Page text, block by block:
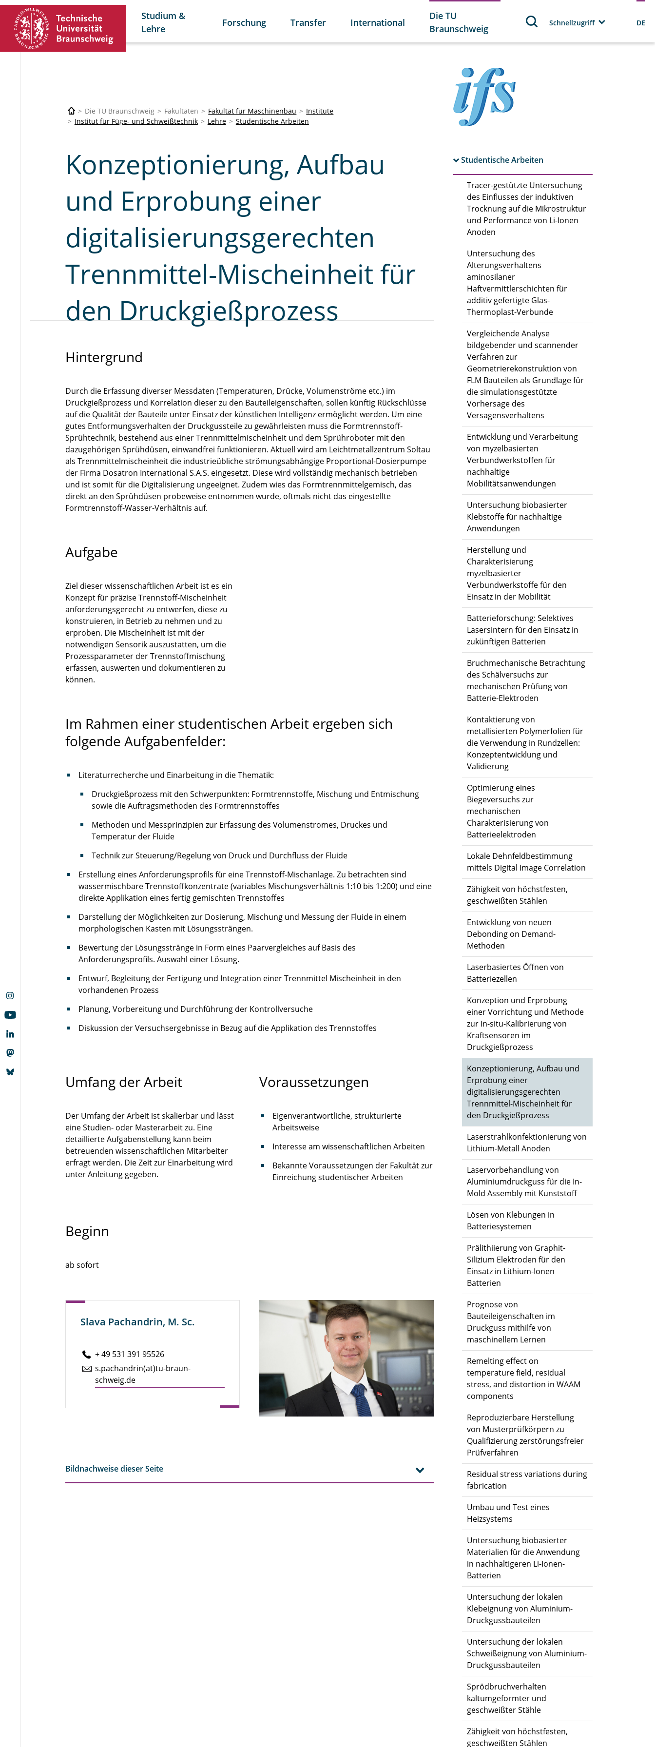
Studium &
Lehre
Forschung Transfer International
Die TU
Braunschweig
Schnellzugriff DE
Die TU Braunschweig Fakultäten Fakultät für Maschinenbau
Institute
Institut für Füge- und Schweißtechnik
Lehre Studentische Arbeiten
Studentische Arbeiten
Tracer-gestützte Untersuchung
des Einflusses der induktiven
Trocknung auf die Mikrostruktur
und Performance von Li-Ionen
Anoden
Untersuchung des
Alterungsverhaltens
aminosilaner
Haftvermittlerschichten für
additiv gefertigte Glas-
Thermoplast-Verbunde
Vergleichende Analyse
bildgebender und scannender
Verfahren zur
Geometrierekonstruktion von
FLM Bauteilen als Grundlage für
die simulationsgestützte
Vorhersage des
Versagensverhaltens
Entwicklung und Verarbeitung
von myzelbasierten
Verbundwerkstoffen für
nachhaltige
Mobilitätsanwendungen
Untersuchung biobasierter
Klebstoffe für nachhaltige
Anwendungen
Herstellung und
Charakterisierung
myzelbasierter
Verbundwerkstoffe für den
Einsatz in der Mobilität
Batterieforschung: Selektives
Lasersintern für den Einsatz in
zukünftigen Batterien
Bruchmechanische Betrachtung
des Schälversuchs zur
mechanischen Prüfung von
Batterie-Elektroden
Kontaktierung von
metallisierten Polymerfolien für
die Verwendung in Rundzellen:
Konzeptentwicklung und
Validierung
Optimierung eines
Biegeversuchs zur
mechanischen
Charakterisierung von
Batterieelektroden
Lokale Dehnfeldbestimmung
mittels Digital Image Correlation
Zähigkeit von höchstfesten,
geschweißten Stählen
Entwicklung von neuen
Debonding on Demand-
Methoden
Laserbasiertes Öffnen von
Batteriezellen
Konzeption und Erprobung
einer Vorrichtung und Methode
zur In-situ-Kalibrierung von
Kraftsensoren im
Druckgießprozess
Konzeptionierung, Aufbau und
Erprobung einer
digitalisierungsgerechten
Trennmittel-Mischeinheit für
den Druckgießprozess
Laserstrahlkonfektionierung von
Lithium-Metall Anoden
Laservorbehandlung von
Aluminiumdruckguss für die In-
Mold Assembly mit Kunststoff
Lösen von Klebungen in
Batteriesystemen
Prälithiierung von Graphit-
Silizium Elektroden für den
Einsatz in Lithium-Ionen
Batterien
Prognose von
Bauteileigenschaften im
Druckguss mithilfe von
maschinellem Lernen
Remelting effect on
temperature field, residual
stress, and distortion in WAAM
components
Reproduzierbare Herstellung
von Musterprüfkörpern zu
Qualifizierung zerstörungsfreier
Prüfverfahren
Residual stress variations during
fabrication
Umbau und Test eines
Heizsystems
Untersuchung biobasierter
Materialien für die Anwendung
in nachhaltigeren Li-Ionen-
Batterien
Untersuchung der lokalen
Klebeignung von Aluminium-
Druckgussbauteilen
Untersuchung der lokalen
Schweißeignung von Aluminium-
Druckgussbauteilen
Sprödbruchverhalten
kaltumgeformter und
geschweißter Stähle
Zähigkeit von höchstfesten,
geschweißten Stählen
Konzeptionierung, Aufbau
und Erprobung einer
digitalisierungsgerechten
Trennmittel-Mischeinheit für
den Druckgießprozess
Hintergrund
Durch die Erfassung diverser Messdaten (Temperaturen, Drücke, Volumenströme etc.) im
Druckgießprozess und Korrelation dieser zu den Bauteileigenschaften, sollen künftig Rückschlüsse
auf die Qualität der Bauteile unter Einsatz der künstlichen Intelligenz ermöglicht werden. Um eine
gutes Entformungsverhalten der Druckgussteile zu gewährleisten muss die Formtrennstoff-
Sprühtechnik, bestehend aus einer Trennmittelmischeinheit und dem Sprühroboter mit den
dazugehörigen Sprühdüsen, einwandfrei funktionieren. Aktuell wird am Leichtmetallzentrum Soltau
als Trennmittelmischeinheit die industrieübliche strömungsabhängige Proportional-Dosierpumpe
der Firma Dosatron International S.A.S. eingesetzt. Diese wird vollständig mechanisch betrieben
und ist somit für die Digitalisierung ungeeignet. Zudem wies das Formtrennmittelgemisch, das
direkt an den Sprühdüsen probeweise entnommen wurde, oftmals nicht das eingestellte
Formtrennstoff-Wasser-Verhältnis auf.
Aufgabe
Ziel dieser wissenschaftlichen Arbeit ist es ein
Konzept für präzise Trennstoff-Mischeinheit
anforderungsgerecht zu entwerfen, diese zu
konstruieren, in Betrieb zu nehmen und zu
erproben. Die Mischeinheit ist mit der
notwendigen Sensorik auszustatten, um die
Prozessparameter der Trennstoffmischung
erfassen, auswerten und dokumentieren zu
können.
Im Rahmen einer studentischen Arbeit ergeben sich
folgende Aufgabenfelder:
Literaturrecherche und Einarbeitung in die Thematik:
Druckgießprozess mit den Schwerpunkten: Formtrennstoffe, Mischung und Entmischung
sowie die Auftragsmethoden des Formtrennstoffes
Methoden und Messprinzipien zur Erfassung des Volumenstromes, Druckes und
Temperatur der Fluide
Technik zur Steuerung/Regelung von Druck und Durchfluss der Fluide
Erstellung eines Anforderungsprofils für eine Trennstoff-Mischanlage. Zu betrachten sind
wassermischbare Trennstoffkonzentrate (variables Mischungsverhältnis 1:10 bis 1:200) und eine
direkte Applikation eines fertig gemischten Trennstoffes
Darstellung der Möglichkeiten zur Dosierung, Mischung und Messung der Fluide in einem
morphologischen Kasten mit Lösungssträngen.
Bewertung der Lösungsstränge in Form eines Paarvergleiches auf Basis des
Anforderungsprofils. Auswahl einer Lösung.
Entwurf, Begleitung der Fertigung und Integration einer Trennmittel Mischeinheit in den
vorhandenen Prozess
Planung, Vorbereitung und Durchführung der Kontrollversuche
Diskussion der Versuchsergebnisse in Bezug auf die Applikation des Trennstoffes
Umfang der Arbeit
Der Umfang der Arbeit ist skalierbar und lässt
eine Studien- oder Masterarbeit zu. Eine
detaillierte Aufgabenstellung kann beim
betreuenden wissenschaftlichen Mitarbeiter
erfragt werden. Die Zeit zur Einarbeitung wird
unter Anleitung gegeben.
Voraussetzungen
Eigenverantwortliche, strukturierte
Arbeitsweise
Interesse am wissenschaftlichen Arbeiten
Bekannte Voraussetzungen der Fakultät zur
Einreichung studentischer Arbeiten
Beginn
ab sofort
Slava Pachandrin, M. Sc.
+ 49 531 391 95526
s.​pachandrin(at)tu-braun­
schweig.de
Bildnachweise dieser Seite